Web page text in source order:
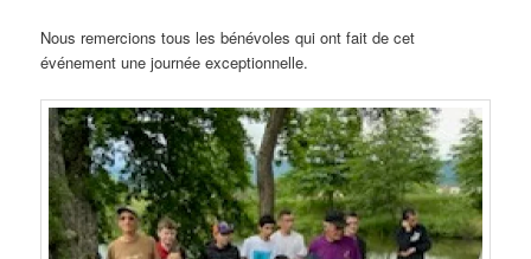
Nous remercions tous les bénévoles qui ont fait de cet
événement une journée exceptionnelle.